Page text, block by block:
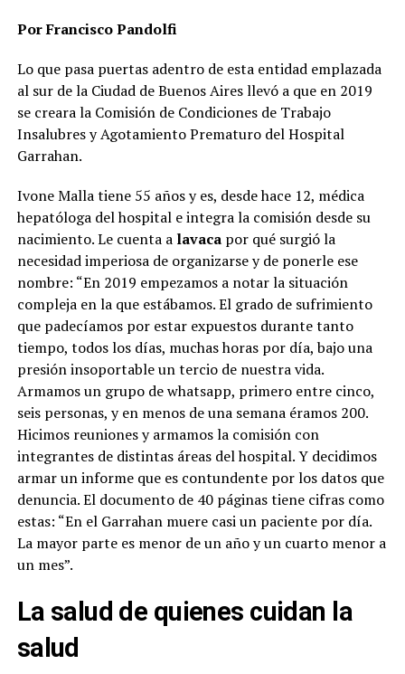
Por Francisco Pandolfi
Lo que pasa puertas adentro de esta entidad emplazada
al sur de la Ciudad de Buenos Aires llevó a que en 2019
se creara la Comisión de Condiciones de Trabajo
Insalubres y Agotamiento Prematuro del Hospital
Garrahan.
Ivone Malla tiene 55 años y es, desde hace 12, médica
hepatóloga del hospital e integra la comisión desde su
nacimiento. Le cuenta a lavaca por qué surgió la
necesidad imperiosa de organizarse y de ponerle ese
nombre: “En 2019 empezamos a notar la situación
compleja en la que estábamos. El grado de sufrimiento
que padecíamos por estar expuestos durante tanto
tiempo, todos los días, muchas horas por día, bajo una
presión insoportable un tercio de nuestra vida.
Armamos un grupo de whatsapp, primero entre cinco,
seis personas, y en menos de una semana éramos 200.
Hicimos reuniones y armamos la comisión con
integrantes de distintas áreas del hospital. Y decidimos
armar un informe que es contundente por los datos que
denuncia. El documento de 40 páginas tiene cifras como
estas: “En el Garrahan muere casi un paciente por día.
La mayor parte es menor de un año y un cuarto menor a
un mes”.
La salud de quienes cuidan la
salud